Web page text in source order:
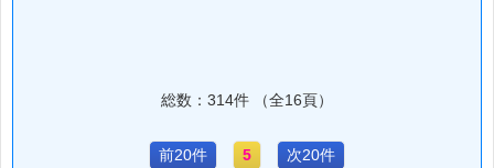
総数：314件 （全16頁）
前20件 5 次20件